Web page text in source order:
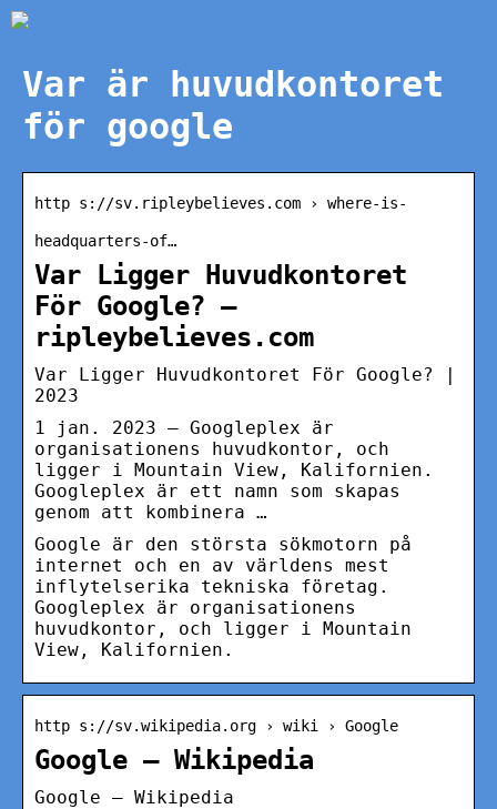
Var är huvudkontoret
för google
http s://sv.ripleybelieves.com › where-is-
headquarters-of…
Var Ligger Huvudkontoret
För Google? –
ripleybelieves.com
Var Ligger Huvudkontoret För Google? |
2023
1 jan. 2023 — Googleplex är
organisationens huvudkontor, och
ligger i Mountain View, Kalifornien.
Googleplex är ett namn som skapas
genom att kombinera …
Google är den största sökmotorn på
internet och en av världens mest
inflytelserika tekniska företag.
Googleplex är organisationens
huvudkontor, och ligger i Mountain
View, Kalifornien.
http s://sv.wikipedia.org › wiki › Google
Google – Wikipedia
Google – Wikipedia